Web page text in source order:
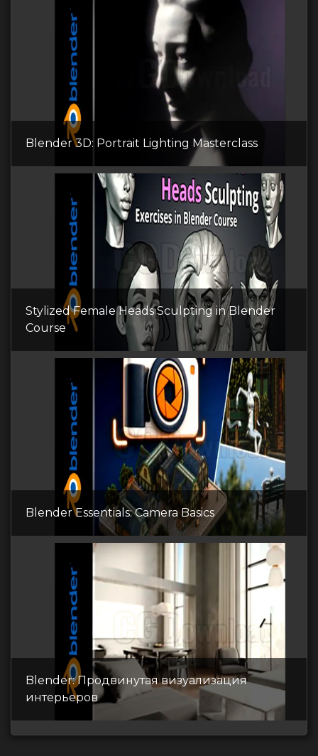
Blender 3D: Portrait Lighting Masterclass
Stylized Female Heads Sculpting in Blender
Course
Blender Essentials: Camera Basics
Blender: Продвинутая визуализация
интерьеров